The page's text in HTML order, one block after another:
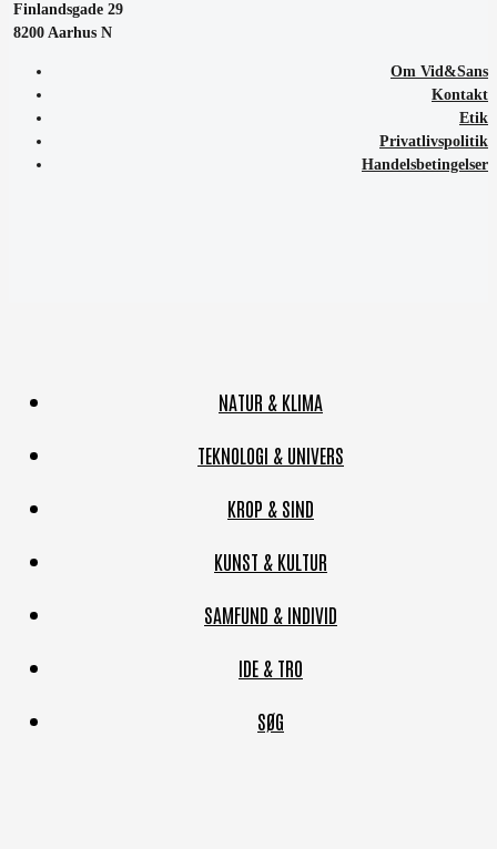
Finlandsgade 29
8200 Aarhus N
Om Vid&Sans
Kontakt
Etik
Privatlivspolitik
Handelsbetingelser
NATUR & KLIMA
TEKNOLOGI & UNIVERS
KROP & SIND
KUNST & KULTUR
SAMFUND & INDIVID
IDE & TRO
SØG